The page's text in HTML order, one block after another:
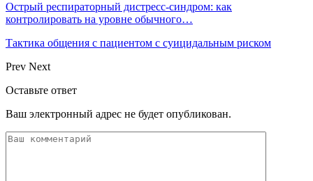
Острый респираторный дистресс-синдром: как
контролировать на уровне обычного…
Тактика общения с пациентом с суицидальным риском
Prev Next
Оставьте ответ
Ваш электронный адрес не будет опубликован.